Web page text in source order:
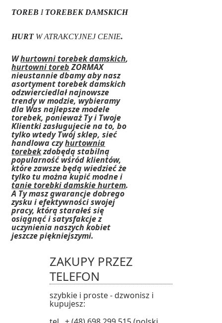
TOREB ITOREBEK DAMSKICH
HURT W ATRAKCYJNEJ CENIE.
Whurtowni torebek damskich,
hurtowni torebZORMAX
nieustannie dbamy aby nasz
asortyment torebek damskich
odzwierciedlał najnowsze
trendy w modzie, wybieramy
dla Was najlepsze modele
torebek, ponieważ Ty i Twoje
Klientki zasługujecie na to, bo
tylko wtedy Twój sklep, sieć
handlowa czyhurtownia
torebekzdobędą stabilną
popularność wśród klientów,
które zawsze będą wiedzieć że
tylko tu można kupić modne i
tanie torebki damskie hurtem.
A Ty masz gwarancje dobrego
zysku i efektywności swojej
pracy, którą starałeś się
osiągnąć i satysfakcje z
uczynienia naszych kobiet
jeszcze piękniejszymi.
ZAKUPY PRZEZ
TELEFON
szybkie i proste - dzwonisz i
kupujesz: